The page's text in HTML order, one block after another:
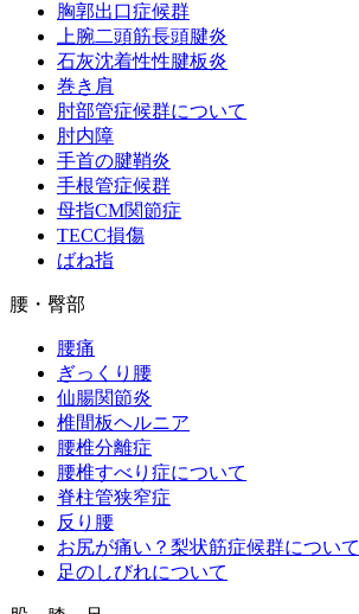
胸郭出口症候群
上腕二頭筋長頭腱炎
石灰沈着性性腱板炎
巻き肩
肘部管症候群について
肘内障
手首の腱鞘炎
手根管症候群
母指CM関節症
TECC損傷
ばね指
腰・臀部
腰痛
ぎっくり腰
仙腸関節炎
椎間板ヘルニア
腰椎分離症
腰椎すべり症について
脊柱管狭窄症
反り腰
お尻が痛い？梨状筋症候群について
足のしびれについて